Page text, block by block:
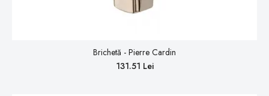
Brichetă - Pierre Cardin
131.51 Lei